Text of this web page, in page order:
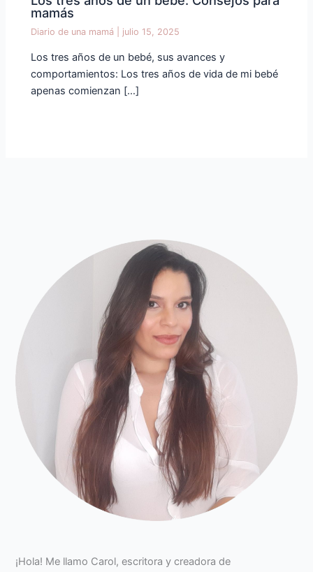
mamás
Diario de una mamá julio 15, 2025
Los tres años de un bebé, sus avances y
comportamientos: Los tres años de vida de mi bebé
apenas comienzan […]
¡Hola! Me llamo Carol, escritora y creadora de